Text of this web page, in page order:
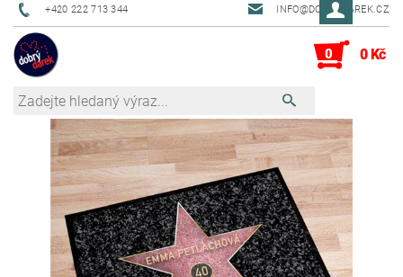
+420 222 713 344 INFO@DOBRYDAREK.CZ
0 0 Kč